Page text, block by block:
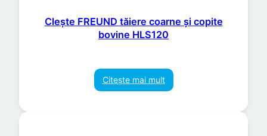
Clește FREUND tăiere coarne și copite
bovine HLS120
Citește mai mult